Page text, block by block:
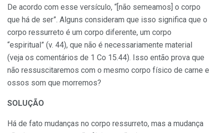
De acordo com esse versículo, “[não semeamos] o corpo
que há de ser”. Alguns consideram que isso significa que o
corpo ressurreto é um corpo diferente, um corpo
“espiritual” (v. 44), que não é necessariamente material
(veja os comentários de 1 Co 15.44). Isso então prova que
não ressuscitaremos com o mesmo corpo físico de carne e
ossos som que morremos?
SOLUÇÃO
Há de fato mudanças no corpo ressurreto, mas a mudança